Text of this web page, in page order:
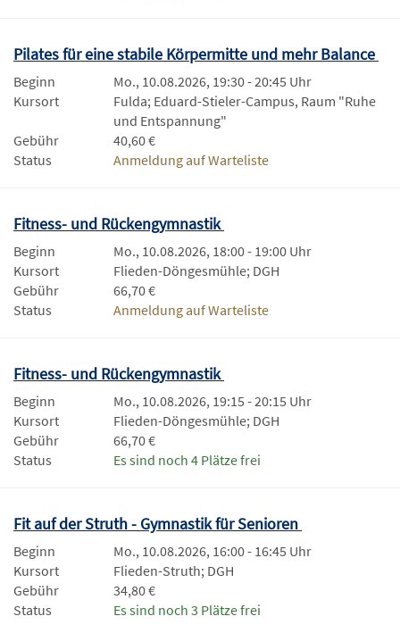
Pilates für eine stabile Körpermitte und mehr Balance
Beginn
Mo., 10.08.2026, 19:30 - 20:45 Uhr
Kursort
Fulda; Eduard-Stieler-Campus, Raum "Ruhe
und Entspannung"
Gebühr
40,60 €
Status
Anmeldung auf Warteliste
Fitness- und Rückengymnastik
Beginn
Mo., 10.08.2026, 18:00 - 19:00 Uhr
Kursort
Flieden-Döngesmühle; DGH
Gebühr
66,70 €
Status
Anmeldung auf Warteliste
Fitness- und Rückengymnastik
Beginn
Mo., 10.08.2026, 19:15 - 20:15 Uhr
Kursort
Flieden-Döngesmühle; DGH
Gebühr
66,70 €
Status
Es sind noch 4 Plätze frei
Fit auf der Struth - Gymnastik für Senioren
Beginn
Mo., 10.08.2026, 16:00 - 16:45 Uhr
Kursort
Flieden-Struth; DGH
Gebühr
34,80 €
Status
Es sind noch 3 Plätze frei